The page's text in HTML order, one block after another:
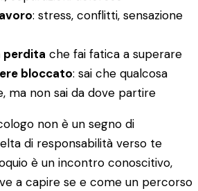
: stress, conflitti, sensazione
perdita che fai fatica a superare
bloccato: sai che qualcosa
ma non sai da dove partire
non è un segno di
di responsabilità verso te
è un incontro conoscitivo,
a capire se e come un percorso